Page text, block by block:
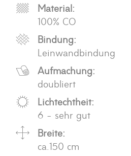
Material:
100% CO
Bindung:
Leinwandbindung
Aufmachung:
doubliert
Lichtechtheit:
6 - sehr gut
Breite:
ca.150 cm